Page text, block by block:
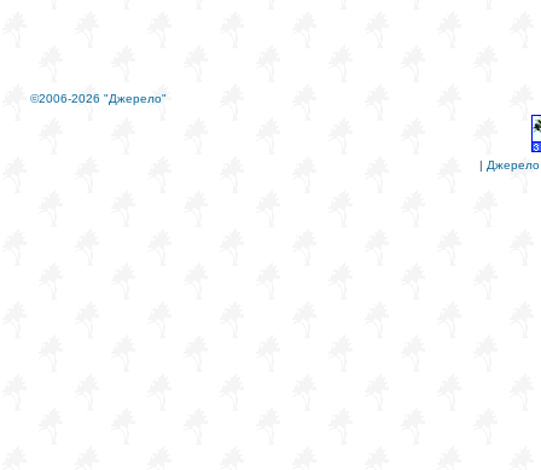
©2006-2026 "Джерело"
| Джерело